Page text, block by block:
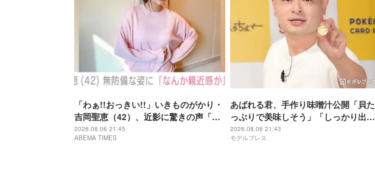
「わぁ!!おっきい!!」いきものがかり・
吉岡聖恵（42）、近影に驚きの声「な
にこれ…大好き」「なんか親近感が」
2026.08.06 21:45
ABEMA TIMES
あばれる君、手作り味噌汁公開「貝た
っぷりで美味しそう」「しっかり出汁
が出てそう」の声
2026.08.06 21:43
モデルプレス